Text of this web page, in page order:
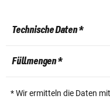
Technische Daten *
Füllmengen *
* Wir ermitteln die Daten